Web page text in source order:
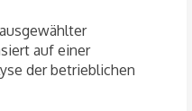
auf einer
der betrieblichen